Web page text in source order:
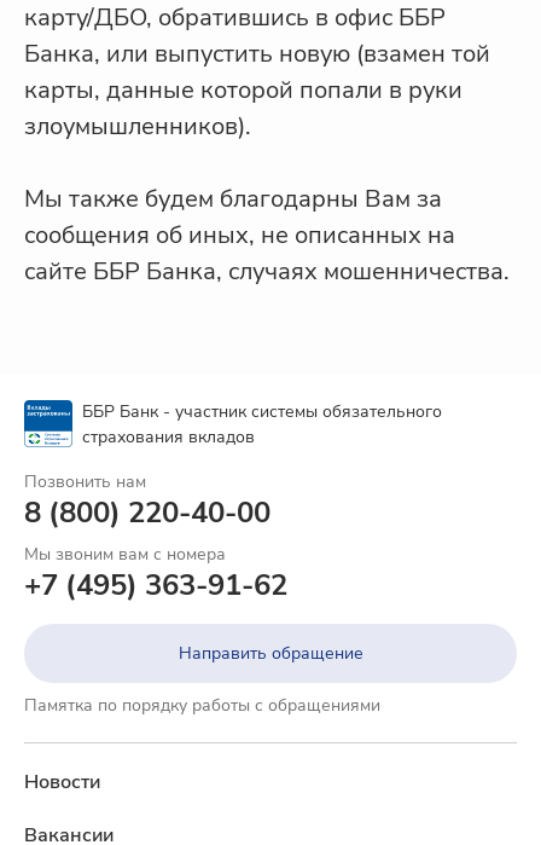
карту/ДБО, обратившись в офис ББР
Банка, или выпустить новую (взамен той
карты, данные которой попали в руки
злоумышленников).
Мы также будем благодарны Вам за
сообщения об иных, не описанных на
сайте ББР Банка, случаях мошенничества.
ББР Банк - участник системы обязательного
страхования вкладов
Направить обращение
Памятка по порядку работы с обращениями
Позвонить нам
8 (800) 220-40-00
Мы звоним вам с номера
+7 (495) 363-91-62
Новости
Вакансии